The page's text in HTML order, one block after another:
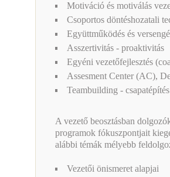
Motiváció és motiválás
Csoportos döntéshozatali
Együttműködés és
Asszertivitás - proaktivitás
Egyéni vezetőfejlesztés
Assesment Center (AC),
Teambuilding - csapatépítés
A vezető beosztásban
programok fókuszpontjait
alábbi témák mélyebb
Vezetői önismeret alapjai